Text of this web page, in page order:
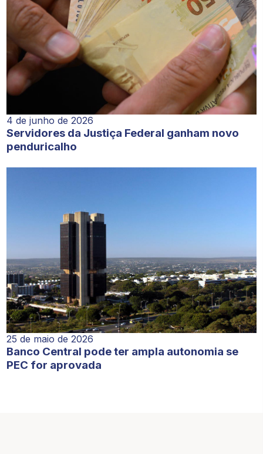
4 de junho de 2026
Servidores da Justiça Federal ganham novo
penduricalho
25 de maio de 2026
Banco Central pode ter ampla autonomia se
PEC for aprovada